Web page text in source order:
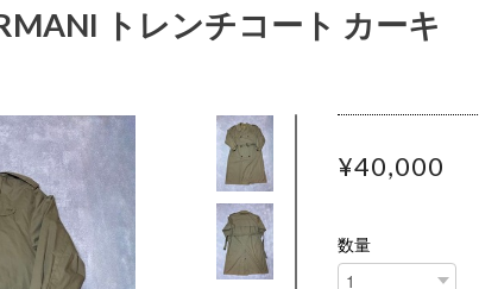
トレンチコート カーキ
¥40,000
数量